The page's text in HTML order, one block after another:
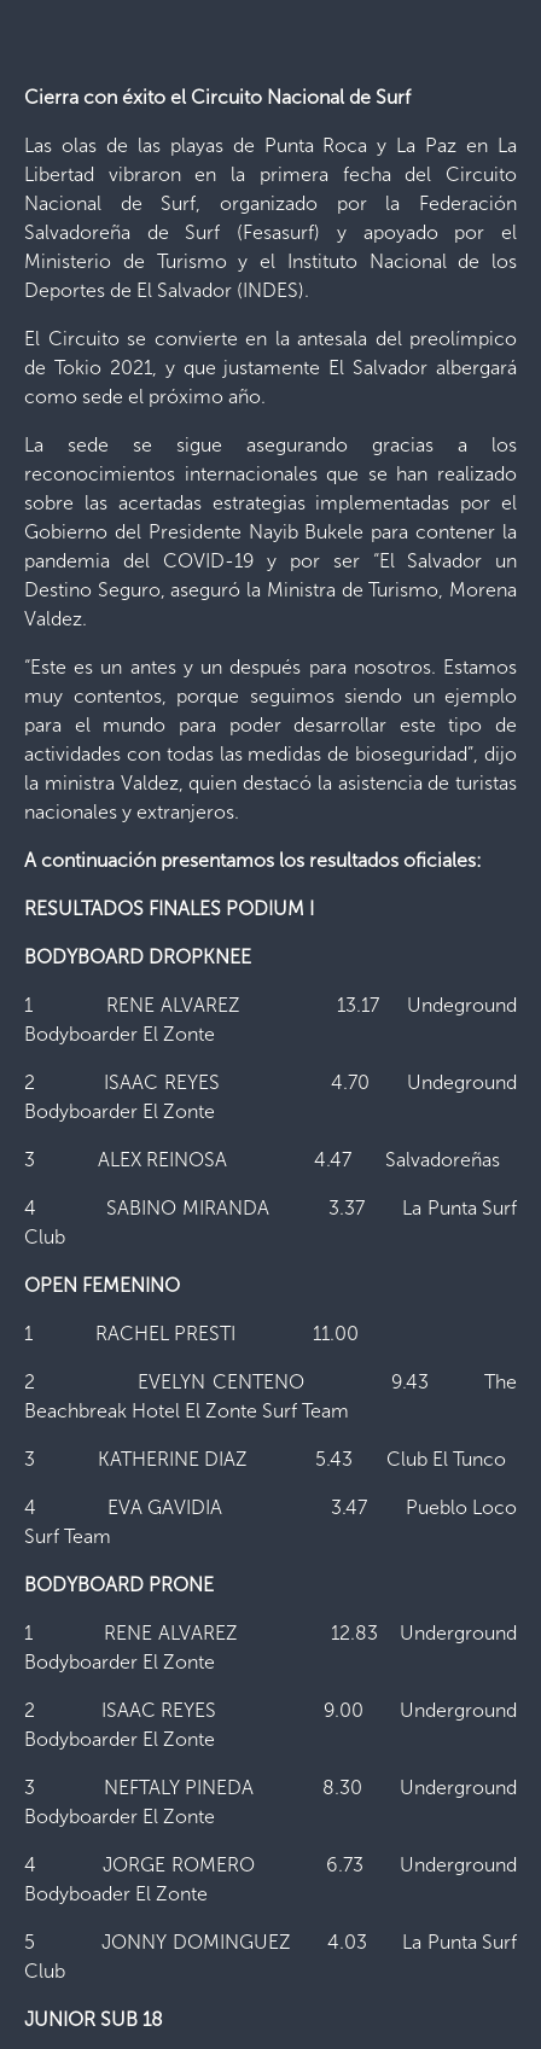
Cierra con éxito el Circuito Nacional de Surf
Las olas de las playas de Punta Roca y La Paz en La
Libertad vibraron en la primera fecha del Circuito
Nacional de Surf, organizado por la Federación
Salvadoreña de Surf (Fesasurf) y apoyado por el
Ministerio de Turismo y el Instituto Nacional de los
Deportes de El Salvador (INDES).
El Circuito se convierte en la antesala del preolímpico
de Tokio 2021, y que justamente El Salvador albergará
como sede el próximo año.
La sede se sigue asegurando gracias a los
reconocimientos internacionales que se han realizado
sobre las acertadas estrategias implementadas por el
Gobierno del Presidente Nayib Bukele para contener la
pandemia del COVID-19 y por ser “El Salvador un
Destino Seguro, aseguró la Ministra de Turismo, Morena
Valdez.
“Este es un antes y un después para nosotros. Estamos
muy contentos, porque seguimos siendo un ejemplo
para el mundo para poder desarrollar este tipo de
actividades con todas las medidas de bioseguridad”, dijo
la ministra Valdez, quien destacó la asistencia de turistas
nacionales y extranjeros.
A continuación presentamos los resultados oficiales:
RESULTADOS FINALES PODIUM I
BODYBOARD DROPKNEE
1 RENE ALVAREZ 13.17 Undeground
Bodyboarder El Zonte
2 ISAAC REYES 4.70 Undeground
Bodyboarder El Zonte
3 ALEX REINOSA 4.47 Salvadoreñas
4 SABINO MIRANDA 3.37 La Punta Surf
Club
OPEN FEMENINO
1 RACHEL PRESTI 11.00
2 EVELYN CENTENO 9.43 The
Beachbreak Hotel El Zonte Surf Team
3 KATHERINE DIAZ 5.43 Club El Tunco
4 EVA GAVIDIA 3.47 Pueblo Loco
Surf Team
BODYBOARD PRONE
1 RENE ALVAREZ 12.83 Underground
Bodyboarder El Zonte
2 ISAAC REYES 9.00 Underground
Bodyboarder El Zonte
3 NEFTALY PINEDA 8.30 Underground
Bodyboarder El Zonte
4 JORGE ROMERO 6.73 Underground
Bodyboader El Zonte
5 JONNY DOMINGUEZ 4.03 La Punta Surf
Club
JUNIOR SUB 18